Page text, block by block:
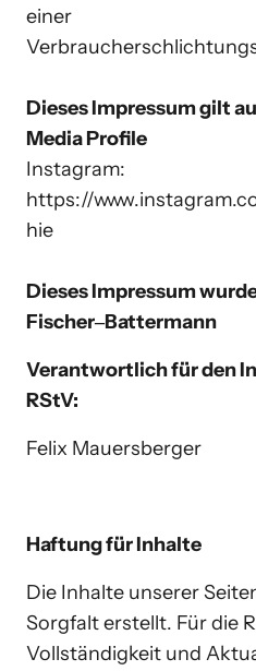
einer
Dieses Impressum gilt
Media Profile
Instagram:
https://
hie
Dieses Impressum
Fischer‒Battermann
Verantwortlich für den
RStV:
Felix Mauersberger
Haftung für Inhalte
Die Inhalte unserer
Sorgfalt erstellt. Für die
Vollständigkeit und